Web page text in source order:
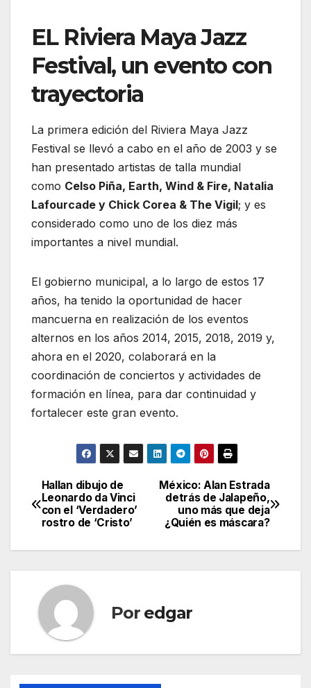
EL Riviera Maya Jazz
Festival, un evento con
trayectoria
La primera edición del Riviera Maya Jazz
Festival se llevó a cabo en el año de 2003 y se
han presentado artistas de talla mundial
como Celso Piña, Earth, Wind & Fire, Natalia
Lafourcade y Chick Corea & The Vigil; y es
considerado como uno de los diez más
importantes a nivel mundial.
El gobierno municipal, a lo largo de estos 17
años, ha tenido la oportunidad de hacer
mancuerna en realización de los eventos
alternos en los años 2014, 2015, 2018, 2019 y,
ahora en el 2020, colaborará en la
coordinación de conciertos y actividades de
formación en línea, para dar continuidad y
fortalecer este gran evento.
Navegación
de
entradas
México: Alan Estrada
detrás de Jalapeño,
uno más que deja
¿Quién es máscara?
Hallan dibujo de
Leonardo da Vinci
con el ‘Verdadero’
rostro de ‘Cristo’
Por edgar